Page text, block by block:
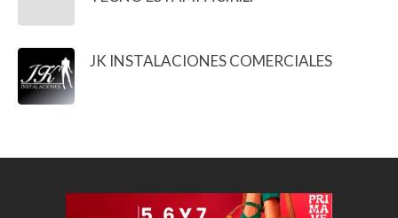
JK INSTALACIONES COMERCIALES